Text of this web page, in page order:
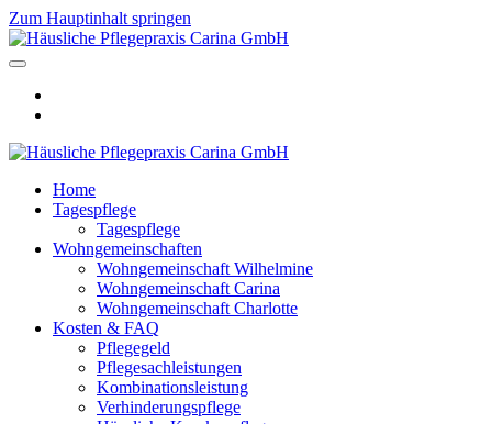
Zum Hauptinhalt springen
Home
Tagespflege
Tagespflege
Wohngemeinschaften
Wohngemeinschaft Wilhelmine
Wohngemeinschaft Carina
Wohngemeinschaft Charlotte
Kosten & FAQ
Pflegegeld
Pflegesachleistungen
Kombinationsleistung
Verhinderungspflege